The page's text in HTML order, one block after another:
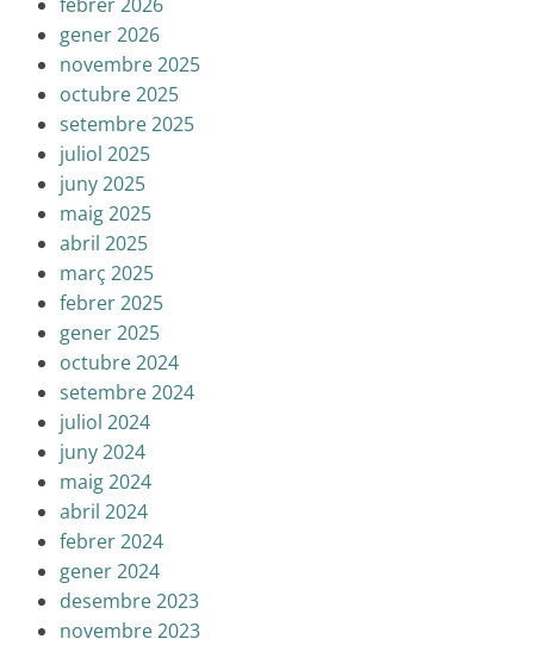
gener 2026
novembre 2025
octubre 2025
setembre 2025
juliol 2025
juny 2025
maig 2025
abril 2025
març 2025
febrer 2025
gener 2025
octubre 2024
setembre 2024
juliol 2024
juny 2024
maig 2024
abril 2024
febrer 2024
gener 2024
desembre 2023
novembre 2023